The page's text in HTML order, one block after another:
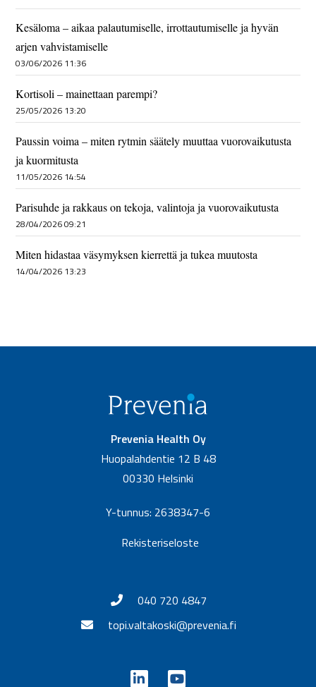
Kesäloma – aikaa palautumiselle, irrottautumiselle ja hyvän
arjen vahvistamiselle
03/06/2026 11:36
Kortisoli – mainettaan parempi?
25/05/2026 13:20
Paussin voima – miten rytmin säätely muuttaa vuorovaikutusta
ja kuormitusta
11/05/2026 14:54
Parisuhde ja rakkaus on tekoja, valintoja ja vuorovaikutusta
28/04/2026 09:21
Miten hidastaa väsymyksen kierrettä ja tukea muutosta
14/04/2026 13:23
Prevenia Health Oy
Huopalahdentie 12 B 48
00330 Helsinki
Y-tunnus: 2638347-6
Rekisteriseloste
040 720 4847
topi.valtakoski@prevenia.fi